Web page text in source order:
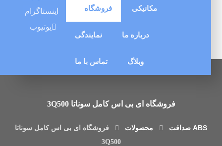
فروشگاه مکانیکی
نمایندگی درباره ما
تماس با ما وبلاگ
اینستاگرام
یوتیوب
فروشگاه ای بی اس کامل سوناتا 3Q500
محصولات
فروشگاه ای بی اس کامل سوناتا
3Q500